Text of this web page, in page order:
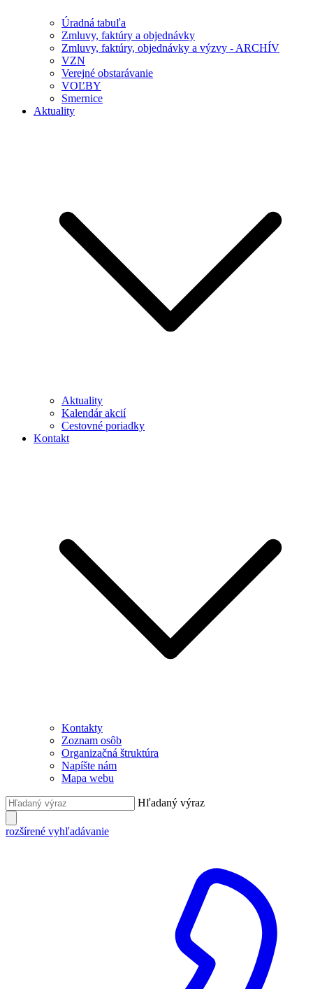
Úradná tabuľa
Zmluvy, faktúry a objednávky
Zmluvy, faktúry, objednávky a výzvy - ARCHÍV
VZN
Verejné obstarávanie
VOĽBY
Smernice
Aktuality
Aktuality
Kalendár akcií
Cestovné poriadky
Kontakt
Kontakty
Zoznam osôb
Organizačná štruktúra
Napíšte nám
Mapa webu
Hľadaný výraz
rozšírené vyhľadávanie